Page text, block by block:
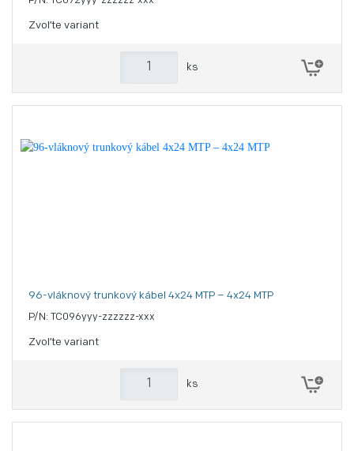
Zvoľte variant
ks
96-vláknový trunkový kábel 4x24 MTP – 4x24 MTP
P/N: TC096yyy-zzzzzz-xxx
Zvoľte variant
ks